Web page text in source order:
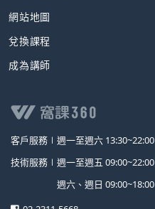
網站地圖
兌換課程
成為講師
客戶服務∣ 週一至週六 13:30~22:00
技術服務∣ 週一至週五 09:00~22:00
週六、週日 09:00~18:00